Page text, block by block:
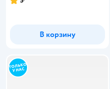
В корзину